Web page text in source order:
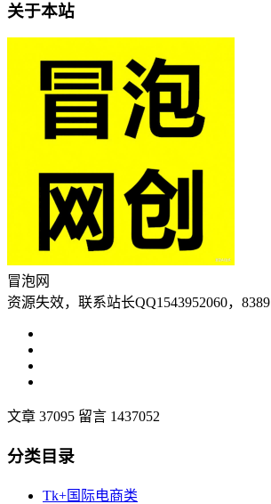
关于本站
冒泡网
资源失效，联系站长QQ1543952060，
文章 37095 留言 1437052
分类目录
Tk+国际电商类